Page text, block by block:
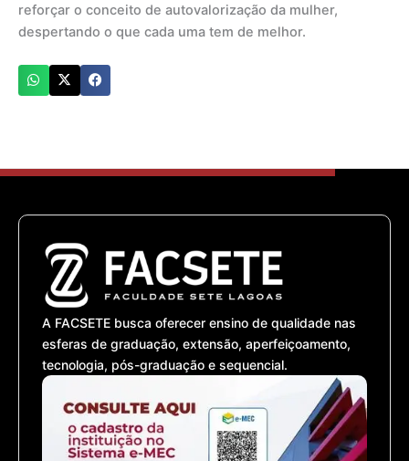
reforçar o conceito de autovalorização da mulher,
despertando o que cada uma tem de melhor.
A FACSETE busca oferecer ensino de qualidade nas
esferas de graduação, extensão, aperfeiçoamento,
tecnologia, pós-graduação e sequencial.